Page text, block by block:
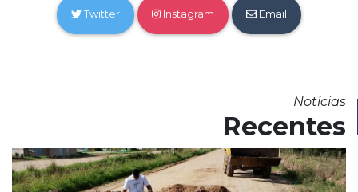
Twitter Instagram Email
Notícias
Recentes